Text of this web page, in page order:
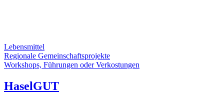
Lebensmittel
Regionale Gemeinschaftsprojekte
Workshops, Führungen oder Verkostungen
HaselGUT